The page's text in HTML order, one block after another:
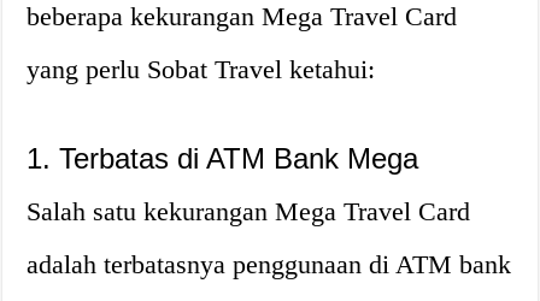
beberapa kekurangan Mega Travel Card
yang perlu Sobat Travel ketahui:
1. Terbatas di ATM Bank Mega
Salah satu kekurangan Mega Travel Card
adalah terbatasnya penggunaan di ATM bank